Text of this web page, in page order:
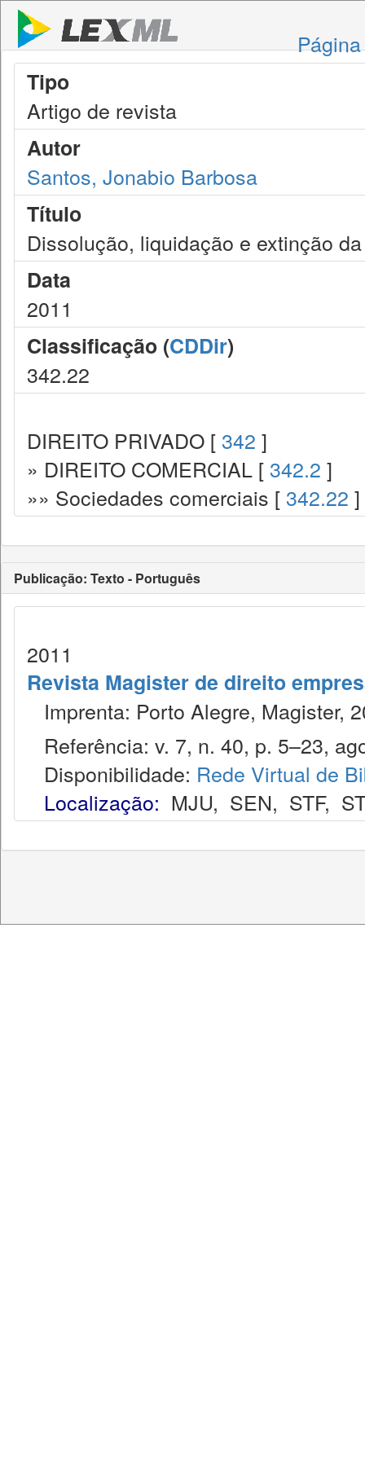
Tipo
Artigo de revista
Autor
Santos, Jonabio Barbosa
Título
Dissolução, liquidação e extinção
Data
2011
Classificação (CDDir)
342.22
DIREITO PRIVADO [ 342 ]
» DIREITO COMERCIAL [ 342.2 ]
»» Sociedades comerciais [ 342.22 ]
Publicação: Texto - Português
2011
Revista Magister de direito
Imprenta: Porto Alegre, Magister,
Referência: v. 7, n. 40, p. 5–23,
Disponibilidade: Rede Virtual de
Localização: MJU, SEN, STF,